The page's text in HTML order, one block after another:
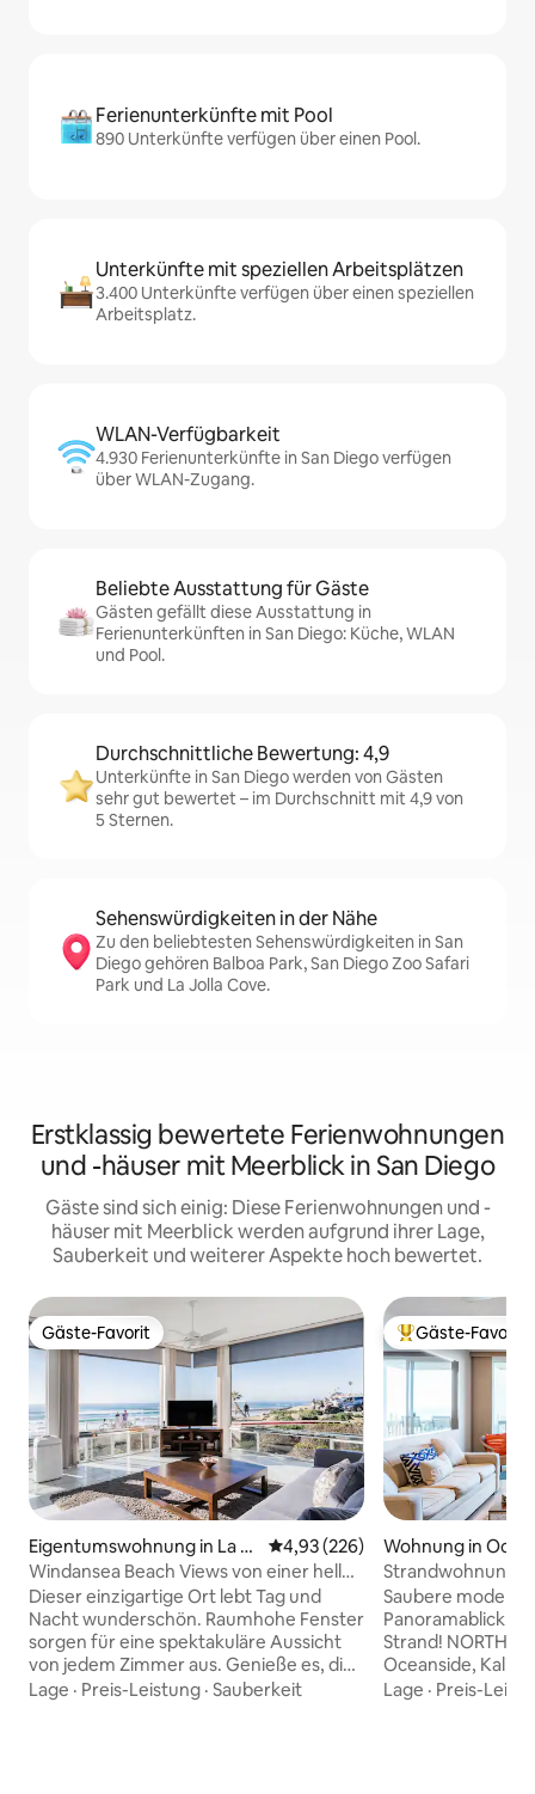
Ferienunterkünfte mit Pool
890 Unterkünfte verfügen über einen Pool.
Unterkünfte mit speziellen Arbeitsplätzen
3.400 Unterkünfte verfügen über einen speziellen
Arbeitsplatz.
WLAN-Verfügbarkeit
4.930 Ferienunterkünfte in San Diego verfügen
über WLAN-Zugang.
Beliebte Ausstattung für Gäste
Gästen gefällt diese Ausstattung in
Ferienunterkünften in San Diego: Küche, WLAN
und Pool.
Durchschnittliche Bewertung: 4,9
Unterkünfte in San Diego werden von Gästen
sehr gut bewertet – im Durchschnitt mit 4,9 von
5 Sternen.
Sehenswürdigkeiten in der Nähe
Zu den beliebtesten Sehenswürdigkeiten in San
Diego gehören Balboa Park, San Diego Zoo Safari
Park und La Jolla Cove.
Erstklassig bewertete Ferienwohnungen
und -häuser mit Meerblick in San Diego
Gäste sind sich einig: Diese Ferienwohnungen und -
häuser mit Meerblick werden aufgrund ihrer Lage,
Sauberkeit und weiterer Aspekte hoch bewertet.
Gäste-Favorit
Gäste-Favorit
Eigentumswohnung in La J
olla
Durchschnittliche Bewertung:
4,93 (226)
Windansea Beach Views von einer hellen
Wohnung
Dieser einzigartige Ort lebt Tag und
Nacht wunderschön. Raumhohe Fenster
sorgen für eine spektakuläre Aussicht
von jedem Zimmer aus. Genieße es, die
Surfer am weltberühmten Windansea
Lage · Preis-Leistung · Sauberkeit
Beliebter Gäste-
Gäste-Favorit
Wohnung in
Strandwohnung
Oceanside Pier
Saubere
Panoramablick
Strand! NORTH
Oceanside,
komplett
Lage · Preis-